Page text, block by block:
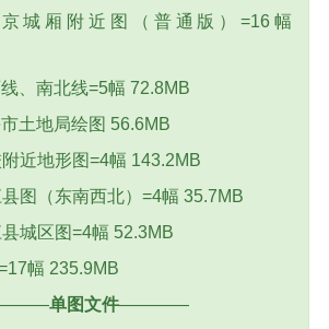
城厢附近图（普通版）=16幅
、南北线=5幅 72.8MB
土地局绘图 56.6MB
近地形图=4幅 143.2MB
图（东南西北）=4幅 35.7MB
城区图=4幅 52.3MB
幅 235.9MB
单图文件————